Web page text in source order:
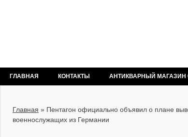
ГЛАВНАЯ КОНТАКТЫ АНТИКВАРНЫЙ
Главная » Пентагон официально объявил о плане
военнослужащих из Германии